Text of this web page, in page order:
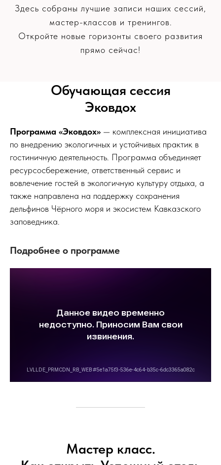
Здесь собраны лучшие записи наших сессий,
мастер-классов и тренингов.
Откройте новые горизонты своего развития
прямо сейчас!
Обучающая сессия
Эковдох
Программа «Эковдох» — комплексная инициатива
по внедрению экологичных и устойчивых практик в
гостиничную деятельность. Программа объединяет
ресурсосбережение, ответственный сервис и
вовлечение гостей в экологичную культуру отдыха, а
также направлена на поддержку сохранения
дельфинов Чёрного моря и экосистем Кавказского
заповедника.
Подробнее о программе
Мастер класс.